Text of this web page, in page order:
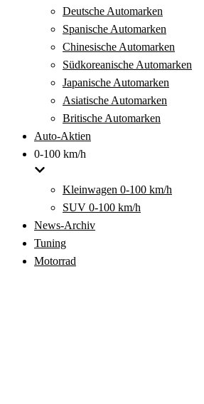
Deutsche Automarken
Spanische Automarken
Chinesische Automarken
Südkoreanische Automarken
Japanische Automarken
Asiatische Automarken
Britische Automarken
Auto-Aktien
0-100 km/h
Kleinwagen 0-100 km/h
SUV 0-100 km/h
News-Archiv
Tuning
Motorrad